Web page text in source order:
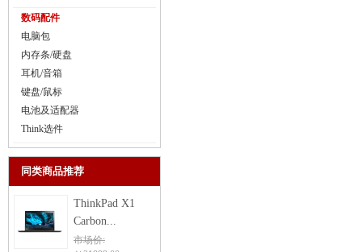
数码配件
电脑包
内存条/硬盘
耳机/音箱
键盘/鼠标
电池及适配器
Think选件
同类商品推荐
ThinkPad X1
Carbon...
市场价: